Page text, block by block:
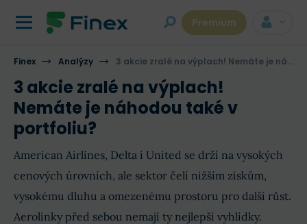
Premium
Finex Analýzy 3 akcie zralé na výplach! Nemáte je náhodou také v portfoliu?
3 akcie zralé na výplach!
Nemáte je náhodou také v
portfoliu?
American Airlines, Delta i United se drží na vysokých
cenových úrovních, ale sektor čelí nižším ziskům,
vysokému dluhu a omezenému prostoru pro další růst.
Aerolinky před sebou nemají ty nejlepší vyhlídky.